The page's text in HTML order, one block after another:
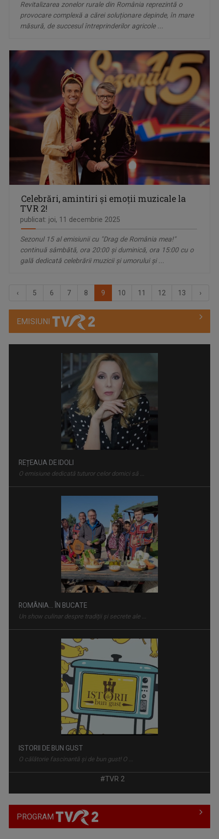
Revitalizarea zonelor rurale din România reprezintă o
provocare complexă a cărei soluționare depinde, în mare
măsură, de succesul întreprinderilor agricole ...
Celebrări, amintiri şi emoții muzicale la
TVR 2!
publicat: joi, 11 decembrie 2025
Sezonul 15 al emisiunii cu "Drag de România mea!"
continuă sâmbătă, ora 20:00 şi duminică, ora 15:00 cu o
gală dedicată celebrării muzicii şi umorului şi ...
‹ 5 6 7 8 9 10 11 12 13 ›
EMISIUNI
REȚEAUA DE IDOLI
O emisiune dedicată tuturor celor dornici să ...
ROMÂNIA... ÎN BUCATE
Un show culinar despre tradiții și secrete ale ...
ISTORII DE BUN GUST
O călătorie fascinantă şi de bun gust! O ...
#TVR 2
PROGRAM